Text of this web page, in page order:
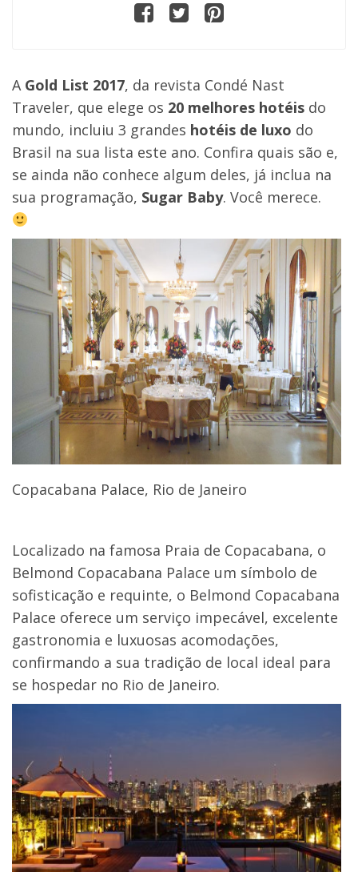
A Gold List 2017, da revista Condé Nast
Traveler, que elege os 20 melhores hotéis do
mundo, incluiu 3 grandes hotéis de luxo do
Brasil na sua lista este ano. Confira quais são e,
se ainda não conhece algum deles, já inclua na
sua programação, Sugar Baby. Você merece.
Copacabana Palace, Rio de Janeiro
Localizado na famosa Praia de Copacabana, o
Belmond Copacabana Palace um símbolo de
sofisticação e requinte, o Belmond Copacabana
Palace oferece um serviço impecável, excelente
gastronomia e luxuosas acomodações,
confirmando a sua tradição de local ideal para
se hospedar no Rio de Janeiro.